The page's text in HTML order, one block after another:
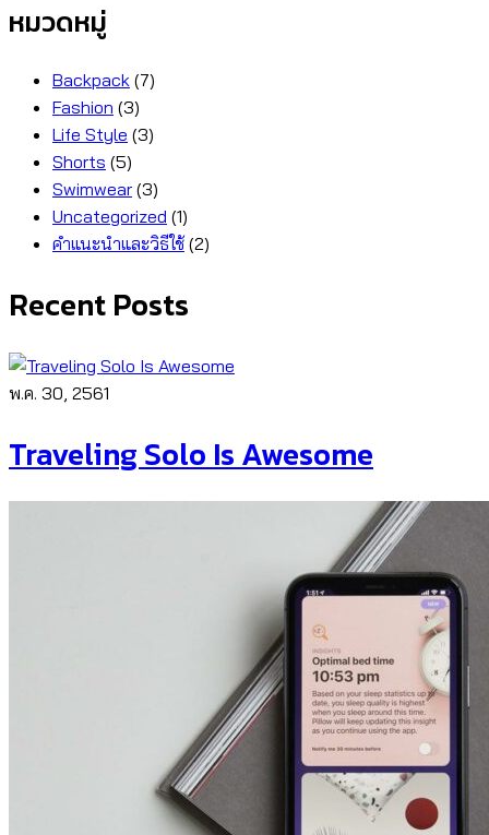
หมวดหมู่
Backpack (7)
Fashion (3)
Life Style (3)
Shorts (5)
Swimwear (3)
Uncategorized (1)
คำแนะนำและวิธีใช้ (2)
Recent Posts
พ.ค. 30, 2561
Traveling Solo Is Awesome